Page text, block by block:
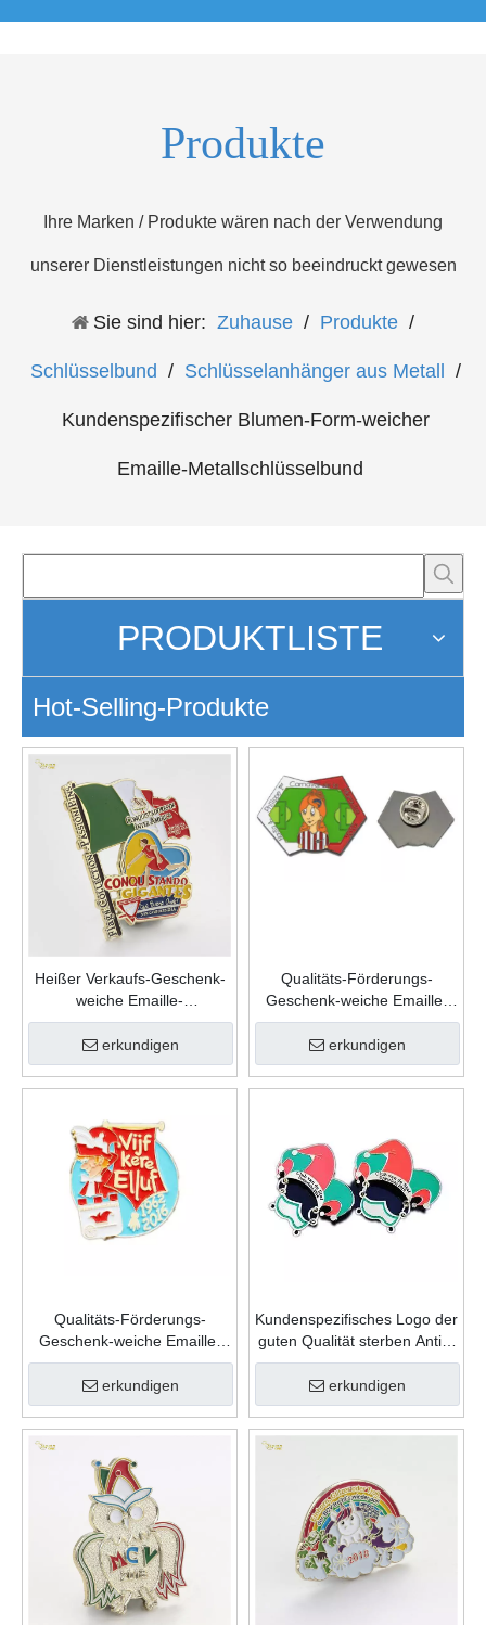
Produkte
Ihre Marken / Produkte wären nach der Verwendung
unserer Dienstleistungen nicht so beeindruckt gewesen
Sie sind hier: Zuhause / Produkte /
Schlüsselbund / Schlüsselanhänger aus Metall /
Kundenspezifischer Blumen-Form-weicher
Emaille-Metallschlüsselbund
PRODUKTLISTE
Hot-Selling-Produkte
Heißer Verkaufs-Geschenk-
weiche Emaille-
kundenspezifische
Andenken-Mode-Form-Zink-
Legierungs-Karnevals-
Revers-Stift
erkundigen
Qualitäts-Förderungs-
Geschenk-weiche Emaille-
kundenspezifische
Andenken-Form-Zink-
Legierungs-Karnevals-
Revers-Stift
erkundigen
Qualitäts-Förderungs-
Geschenk-weiche Emaille-
kundenspezifische
Andenken-Form-Zink-
Legierungs-Karnevals-
Abzeichen
erkundigen
Kundenspezifisches Logo der
guten Qualität sterben Antik-
Goldmetallsport-
Gedenkkarnevals-Abzeichen
erkundigen